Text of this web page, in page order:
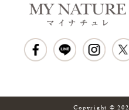
Copyright ©